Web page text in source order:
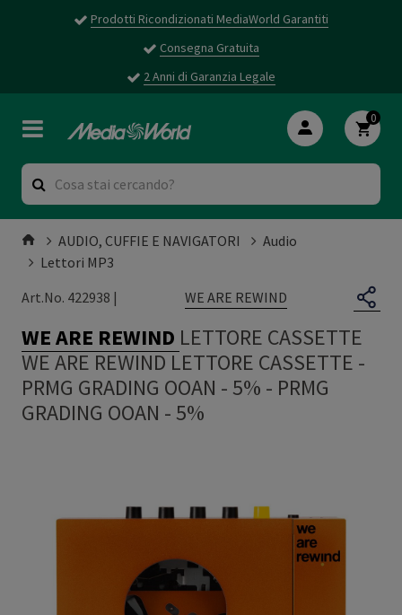
Prodotti Ricondizionati MediaWorld Garantiti
Consegna Gratuita
2 Anni di Garanzia Legale
0
AUDIO, CUFFIE E NAVIGATORI
Audio
Lettori MP3
Art.No. 422938 |
WE ARE REWIND
WE ARE REWIND LETTORE CASSETTE
WE ARE REWIND LETTORE CASSETTE -
PRMG GRADING OOAN - 5% - PRMG
GRADING OOAN - 5%